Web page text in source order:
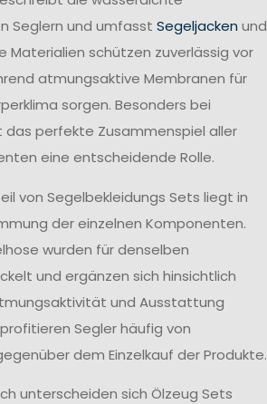
Seglern und umfasst Segeljacken und
Materialien schützen zuverlässig vor
atmungsaktive Membranen für
sorgen. Besonders bei
das perfekte Zusammenspiel aller
eine entscheidende Rolle.
von Segelbekleidungs Sets liegt in
der einzelnen Komponenten.
wurden für denselben
und ergänzen sich hinsichtlich
und Ausstattung
Segler häufig von
dem Einzelkauf der Produkte.
unterscheiden sich Ölzeug Sets